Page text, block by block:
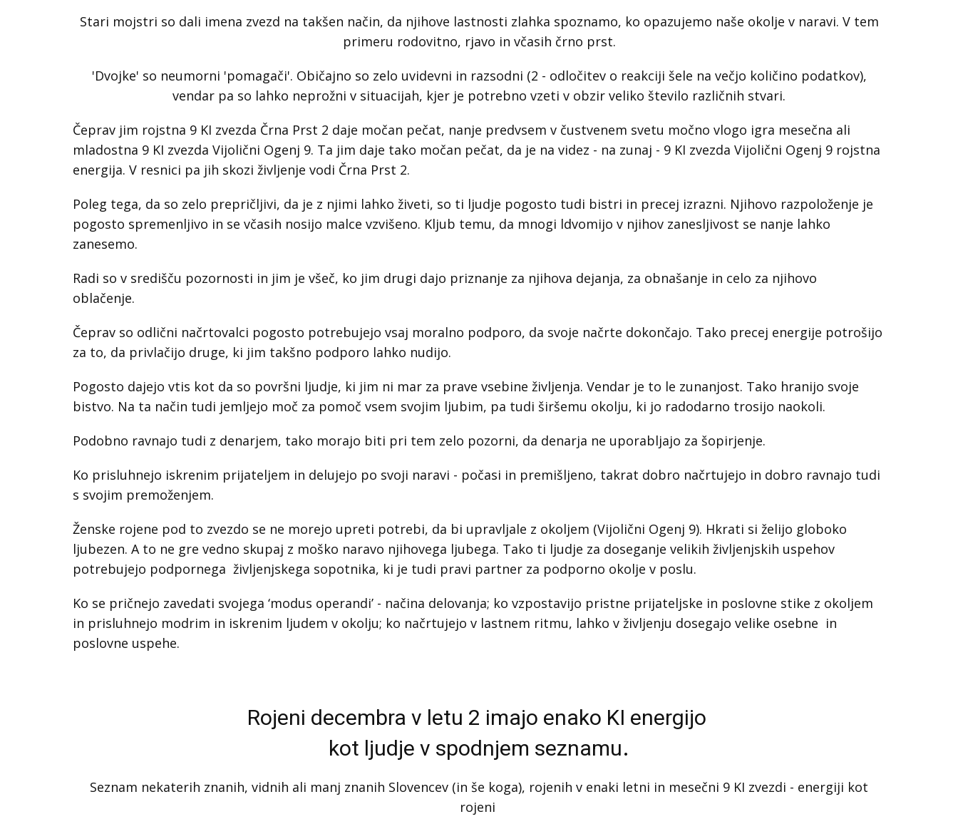
Stari mojstri so dali imena zvezd na takšen način, da njihove lastnosti zlahka spoznamo, ko opazujemo naše okolje v naravi. V tem
primeru rodovitno, rjavo in včasih črno prst.
'Dvojke' so neumorni 'pomagači'. Običajno so zelo uvidevni in razsodni (2 - odločitev o reakciji šele na večjo količino podatkov),
vendar pa so lahko neprožni v situacijah, kjer je potrebno vzeti v obzir veliko število različnih stvari.
Čeprav jim rojstna 9 KI zvezda Črna Prst 2 daje močan pečat, nanje predvsem v čustvenem svetu močno vlogo igra mesečna ali
mladostna 9 KI zvezda Vijolični Ogenj 9. Ta jim daje tako močan pečat, da je na videz - na zunaj - 9 KI zvezda Vijolični Ogenj 9 rojstna
energija. V resnici pa jih skozi življenje vodi Črna Prst 2.
Poleg tega, da so zelo prepričljivi, da je z njimi lahko živeti, so ti ljudje pogosto tudi bistri in precej izrazni. Njihovo razpoloženje je
pogosto spremenljivo in se včasih nosijo malce vzvišeno. Kljub temu, da mnogi ldvomijo v njihov zanesljivost se nanje lahko
zanesemo.
Radi so v središču pozornosti in jim je všeč, ko jim drugi dajo priznanje za njihova dejanja, za obnašanje in celo za njihovo
oblačenje.
Čeprav so odlični načrtovalci pogosto potrebujejo vsaj moralno podporo, da svoje načrte dokončajo. Tako precej energije potrošijo
za to, da privlačijo druge, ki jim takšno podporo lahko nudijo.
Pogosto dajejo vtis kot da so površni ljudje, ki jim ni mar za prave vsebine življenja. Vendar je to le zunanjost. Tako hranijo svoje
bistvo. Na ta način tudi jemljejo moč za pomoč vsem svojim ljubim, pa tudi širšemu okolju, ki jo radodarno trosijo naokoli.
Podobno ravnajo tudi z denarjem, tako morajo biti pri tem zelo pozorni, da denarja ne uporabljajo za šopirjenje.
Ko prisluhnejo iskrenim prijateljem in delujejo po svoji naravi - počasi in premišljeno, takrat dobro načrtujejo in dobro ravnajo tudi
s svojim premoženjem.
Ženske rojene pod to zvezdo se ne morejo upreti potrebi, da bi upravljale z okoljem (Vijolični Ogenj 9). Hkrati si želijo globoko
ljubezen. A to ne gre vedno skupaj z moško naravo njihovega ljubega. Tako ti ljudje za doseganje velikih življenjskih uspehov
potrebujejo podpornega življenjskega sopotnika, ki je tudi pravi partner za podporno okolje v poslu.
Ko se pričnejo zavedati svojega ‘modus operandi’ - načina delovanja; ko vzpostavijo pristne prijateljske in poslovne stike z okoljem
in prisluhnejo modrim in iskrenim ljudem v okolju; ko načrtujejo v lastnem ritmu, lahko v življenju dosegajo velike osebne in
poslovne uspehe.
Rojeni decembra v letu 2 imajo enako KI energijo
kot ljudje v spodnjem seznamu.
Seznam nekaterih znanih, vidnih ali manj znanih Slovencev (in še koga), rojenih v enaki letni in mesečni 9 KI zvezdi - energiji kot
rojeni